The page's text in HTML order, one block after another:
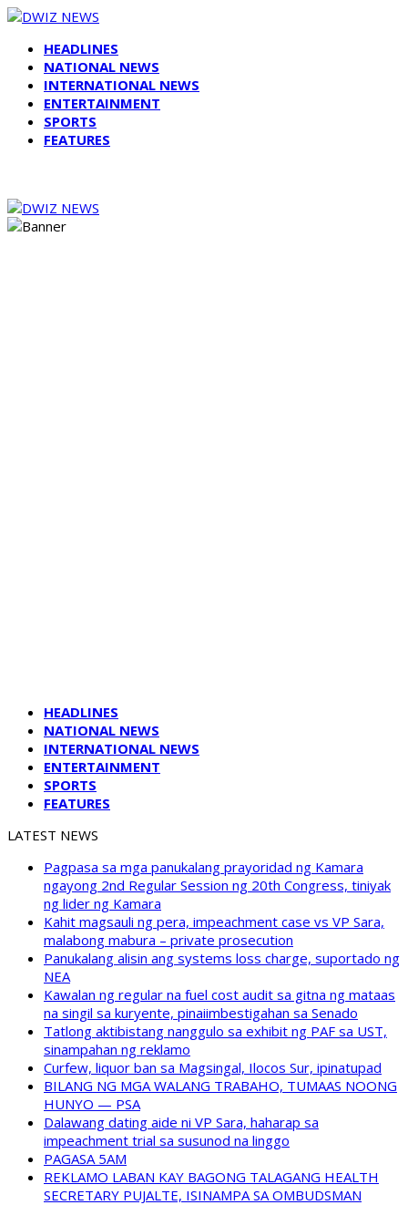
HEADLINES
NATIONAL NEWS
INTERNATIONAL NEWS
ENTERTAINMENT
SPORTS
FEATURES
HEADLINES
NATIONAL NEWS
INTERNATIONAL NEWS
ENTERTAINMENT
SPORTS
FEATURES
LATEST NEWS
Pagpasa sa mga panukalang prayoridad ng Kamara
ngayong 2nd Regular Session ng 20th Congress, tiniyak
ng lider ng Kamara
Kahit magsauli ng pera, impeachment case vs VP Sara,
malabong mabura – private prosecution
Panukalang alisin ang systems loss charge, suportado ng
NEA
Kawalan ng regular na fuel cost audit sa gitna ng mataas
na singil sa kuryente, pinaiimbestigahan sa Senado
Tatlong aktibistang nanggulo sa exhibit ng PAF sa UST,
sinampahan ng reklamo
Curfew, liquor ban sa Magsingal, Ilocos Sur, ipinatupad
BILANG NG MGA WALANG TRABAHO, TUMAAS NOONG
HUNYO — PSA
Dalawang dating aide ni VP Sara, haharap sa
impeachment trial sa susunod na linggo
PAGASA 5AM
REKLAMO LABAN KAY BAGONG TALAGANG HEALTH
SECRETARY PUJALTE, ISINAMPA SA OMBUDSMAN